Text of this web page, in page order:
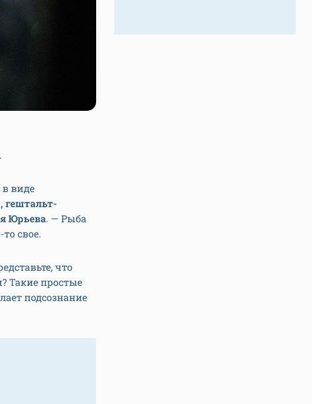
виде
гештальт-
Юрьева. — Рыба
свое.
что
Такие простые
подсознание